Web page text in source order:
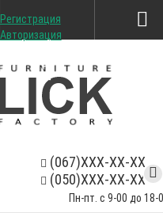
(067)XXX-XX-XX
(050)XXX-XX-XX
Пн-пт. с 9-00 до 18-
Регистрация
Авторизация